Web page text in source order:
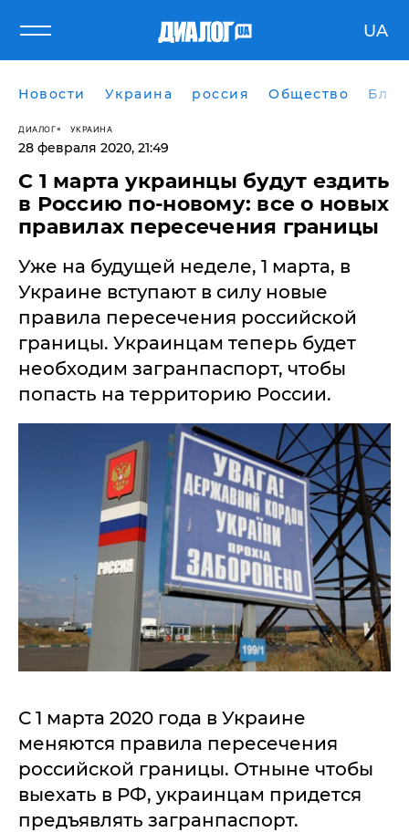
UA
Новости Украина россия Общество
ДИАЛОГ УКРАИНА
28 февраля 2020, 21:49
​С 1 марта украинцы будут ездить
в Россию по-новому: все о новых
правилах пересечения границы
Уже на будущей неделе, 1 марта, в
Украине вступают в силу новые
правила пересечения российской
границы. Украинцам теперь будет
необходим загранпаспорт, чтобы
попасть на территорию России.
С 1 марта 2020 года в Украине
меняются правила пересечения
российской границы. Отныне чтобы
выехать в РФ, украинцам придется
предъявлять загранпаспорт.